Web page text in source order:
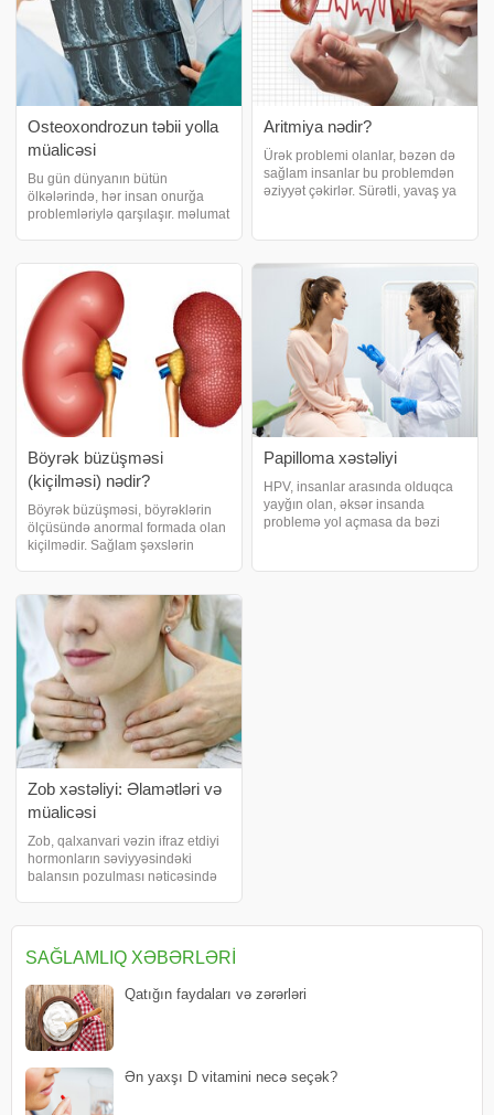
Osteoxondrozun təbii yolla
müalicəsi
Bu gün dünyanın bütün
ölkələrində, hər insan onurğa
problemləriylə qarşılaşır. məlumat
osteoxondrozdur. Statistikaya
görə, dünyanın bütün sakinlərinin
80 aizi bu xəstəlikdə
Aritmiya nədir?
Ürək problemi olanlar, bəzən də
sağlam insanlar bu problemdən
əziyyət çəkirlər. Sürətli, yavaş ya
aritmiya və ya ritm pozuntuları
ürək döyüntülərinin anorma
Böyrək büzüşməsi
(kiçilməsi) nədir?
Böyrək büzüşməsi, böyrəklərin
ölçüsündə anormal formada olan
kiçilmədir. Sağlam şəxslərin
genişliyində və 3-4 sm
qalınlığındadır. Atrofik böyrək isə
böyrəklərin nisbətən normal
dəyərində
Papilloma xəstəliyi
HPV, insanlar arasında olduqca
yayğın olan, əksər insanda
problemə yol açmasa da bəzi
adıdır. Bu virus dəriyə təsir
Zob xəstəliyi: Əlamətləri və
müalicəsi
Zob, qalxanvari vəzin ifraz etdiyi
hormonların səviyyəsindəki
balansın pozulması nəticəsində
ətrafında mövcud olan qalxanvari
vəzin böyüməsinə və şişməsinə
zob deyilir
SAĞLAMLIQ XƏBƏRLƏRI
Qatığın faydaları və zərərləri
Ən yaxşı D vitamini necə seçək?